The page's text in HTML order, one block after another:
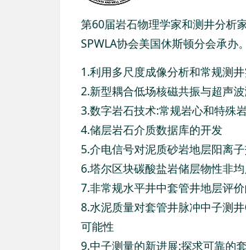
第60届岩石物理学家和测井分析
SPWLA协会美国休斯顿分会承办
1.利用多尺度成像分析和常规测
2.新型耦合低场核磁共振与超声
3.数字岩石技术:常规岩心和特殊
4.储层岩石介质数据库的开发
5.介电信号对泥质砂岩地层阳离
6.塔尔区块碳酸盐岩储层物性非
7.非常规水平井中套管井地层评
8.水泥质量对套管井脉冲中子测
可能性
9.中子测量的新进展:探求可靠的